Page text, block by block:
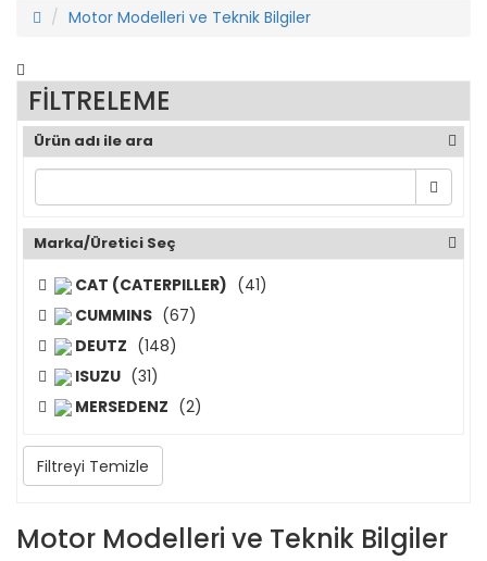
Motor Modelleri ve Teknik Bilgiler
FİLTRELEME
Ürün adı ile ara
Marka/Üretici Seç
CAT (CATERPILLER) (41)
CUMMINS (67)
DEUTZ (148)
ISUZU (31)
MERSEDENZ (2)
Filtreyi Temizle
Motor Modelleri ve Teknik Bilgiler